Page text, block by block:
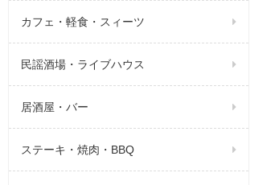
カフェ・軽食・スィーツ
民謡酒場・ライブハウス
居酒屋・バー
ステーキ・焼肉・BBQ